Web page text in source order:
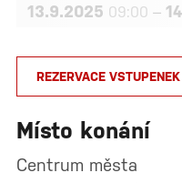
13.9.2025 09:00 –
REZERVACE VSTUPENEK
Místo konání
Centrum města